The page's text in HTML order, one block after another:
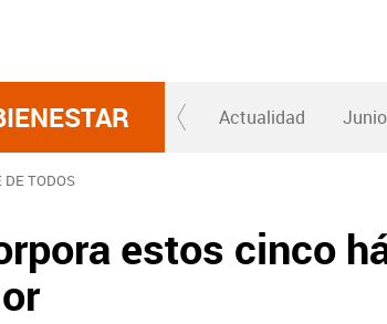
Actualidad
DE TODOS
estos cinco